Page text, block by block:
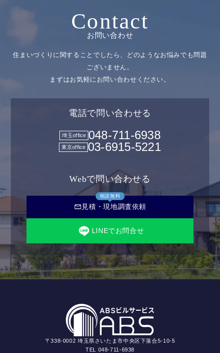
Contact
お問い合わせ
住まいづくりに関することでしたら、どのようなお悩みでも問題
ございません。
まずはお気軽にお問い合わせください。
電話で問い合わせる
埼玉office 048-711-6938
東京office 03-6915-5221
Webで問い合わせる
相談無料
mail見積・現地調査依頼
LINEでお問合せ
〒338-0002 埼玉県さいたま市中央区下落合5-10-5
TEL 048-711-6938